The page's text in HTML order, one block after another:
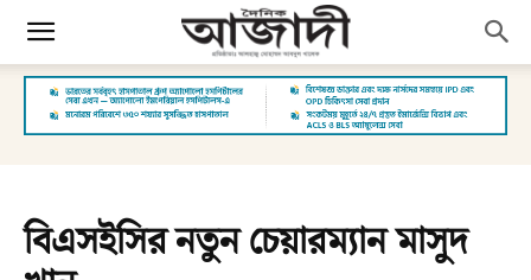
বিএসইসির নতুন চেয়ারম্যান মাসুদ